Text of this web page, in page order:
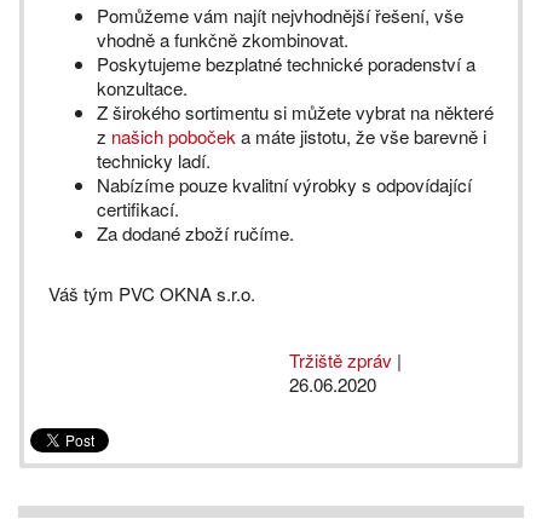
Pomůžeme vám najít nejvhodnější řešení, vše
vhodně a funkčně zkombinovat.
Poskytujeme bezplatné technické poradenství a
konzultace.
Z širokého sortimentu si můžete vybrat na některé
z našich poboček a máte jistotu, že vše barevně i
technicky ladí.
Nabízíme pouze kvalitní výrobky s odpovídající
certifikací.
Za dodané zboží ručíme.
Váš tým PVC OKNA s.r.o.
Tržiště zpráv |
26.06.2020